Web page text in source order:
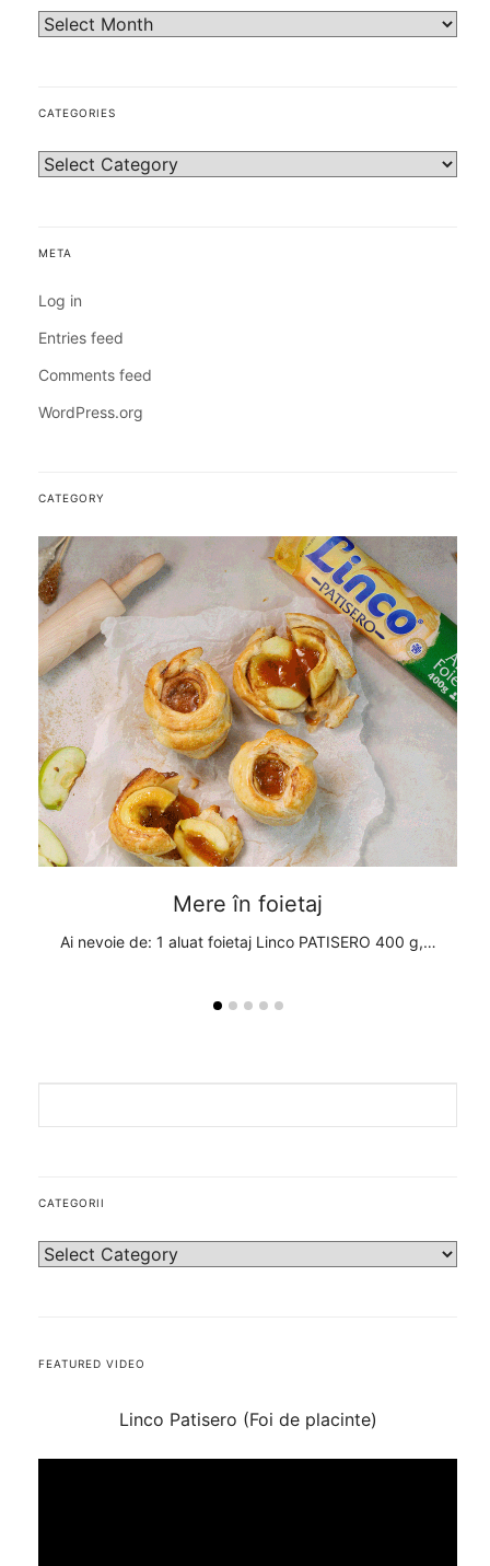
CATEGORIES
META
Log in
Entries feed
Comments feed
WordPress.org
CATEGORY
Mere în foietaj
Ai nevoie de: 1 aluat foietaj Linco PATISERO 400 g,…
CATEGORII
FEATURED VIDEO
Linco Patisero (Foi de placinte)